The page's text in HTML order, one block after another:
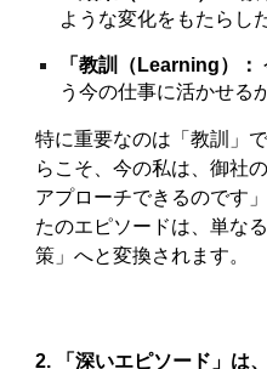
ような変化をもたらし
「教訓（Learning）：
う今の仕事に活かせる
特に重要なのは「教訓」
らこそ、今の私は、御社
アプローチできるのです
たのエピソードは、単な
策」へと変換されます。
2. 「深いエピソード」は